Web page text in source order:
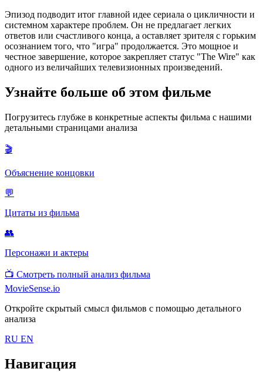
Эпизод подводит итог главной идее сериала о цикличности и
системном характере проблем. Он не предлагает легких
ответов или счастливого конца, а оставляет зрителя с горьким
осознанием того, что "игра" продолжается. Это мощное и
честное завершение, которое закрепляет статус "The Wire" как
одного из величайших телевизионных произведений.
Узнайте больше об этом фильме
Погрузитесь глубже в конкретные аспекты фильма с нашими
детальными страницами анализа
🎬
Объяснение концовки
💬
Цитаты из фильма
👥
Персонажи и актеры
📺 Смотреть полный анализ фильма
MovieSense.io
Откройте скрытый смысл фильмов с помощью детального
анализа
RU EN
Навигация